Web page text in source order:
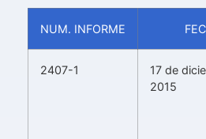
NUM. INFORME
2407-1
17 de
2015